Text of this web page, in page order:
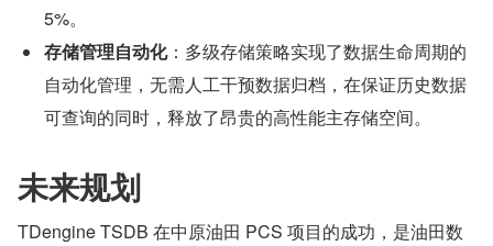
5%。
存储管理自动化：多级存储策略实现了数据生命周期的
自动化管理，无需人工干预数据归档，在保证历史数据
可查询的同时，释放了昂贵的高性能主存储空间。
未来规划
TDengine TSDB 在中原油田 PCS 项目的成功，是油田数